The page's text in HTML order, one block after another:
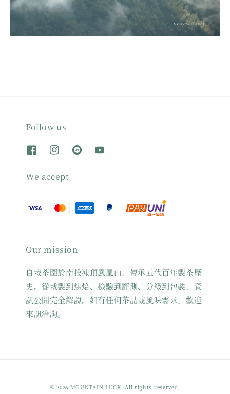
Follow us
We accept
Our mission
自栽茶園於南投凍頂鳳凰山，傳承五代百年製茶歷
史。從栽製到烘焙、檢驗到評測、分級到包裝，資
訊公開完全解說。如有任何茶品或風味需求，歡迎
來訊洽詢。
© 2026 MOUNTAIN LUCK. All rights reserved.